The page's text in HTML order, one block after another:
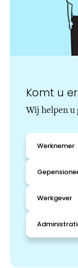
Komt u
Wij helpen u
Werknemer
Werkgever